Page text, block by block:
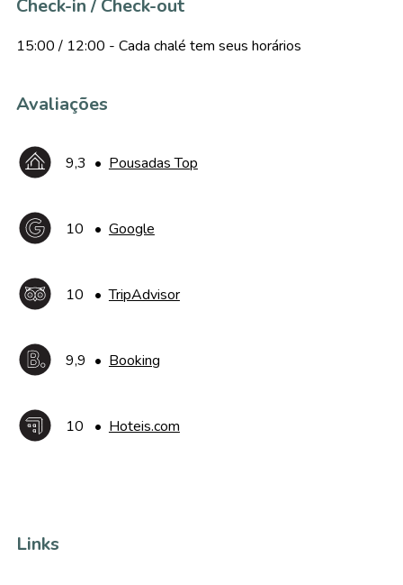
Check-in / Check-out
15:00 / 12:00 - Cada chalé tem seus horários
Avaliações
9,3 • Pousadas Top
10 • Google
10 •TripAdvisor
9,9 • Booking
10 • Hoteis.com
Links